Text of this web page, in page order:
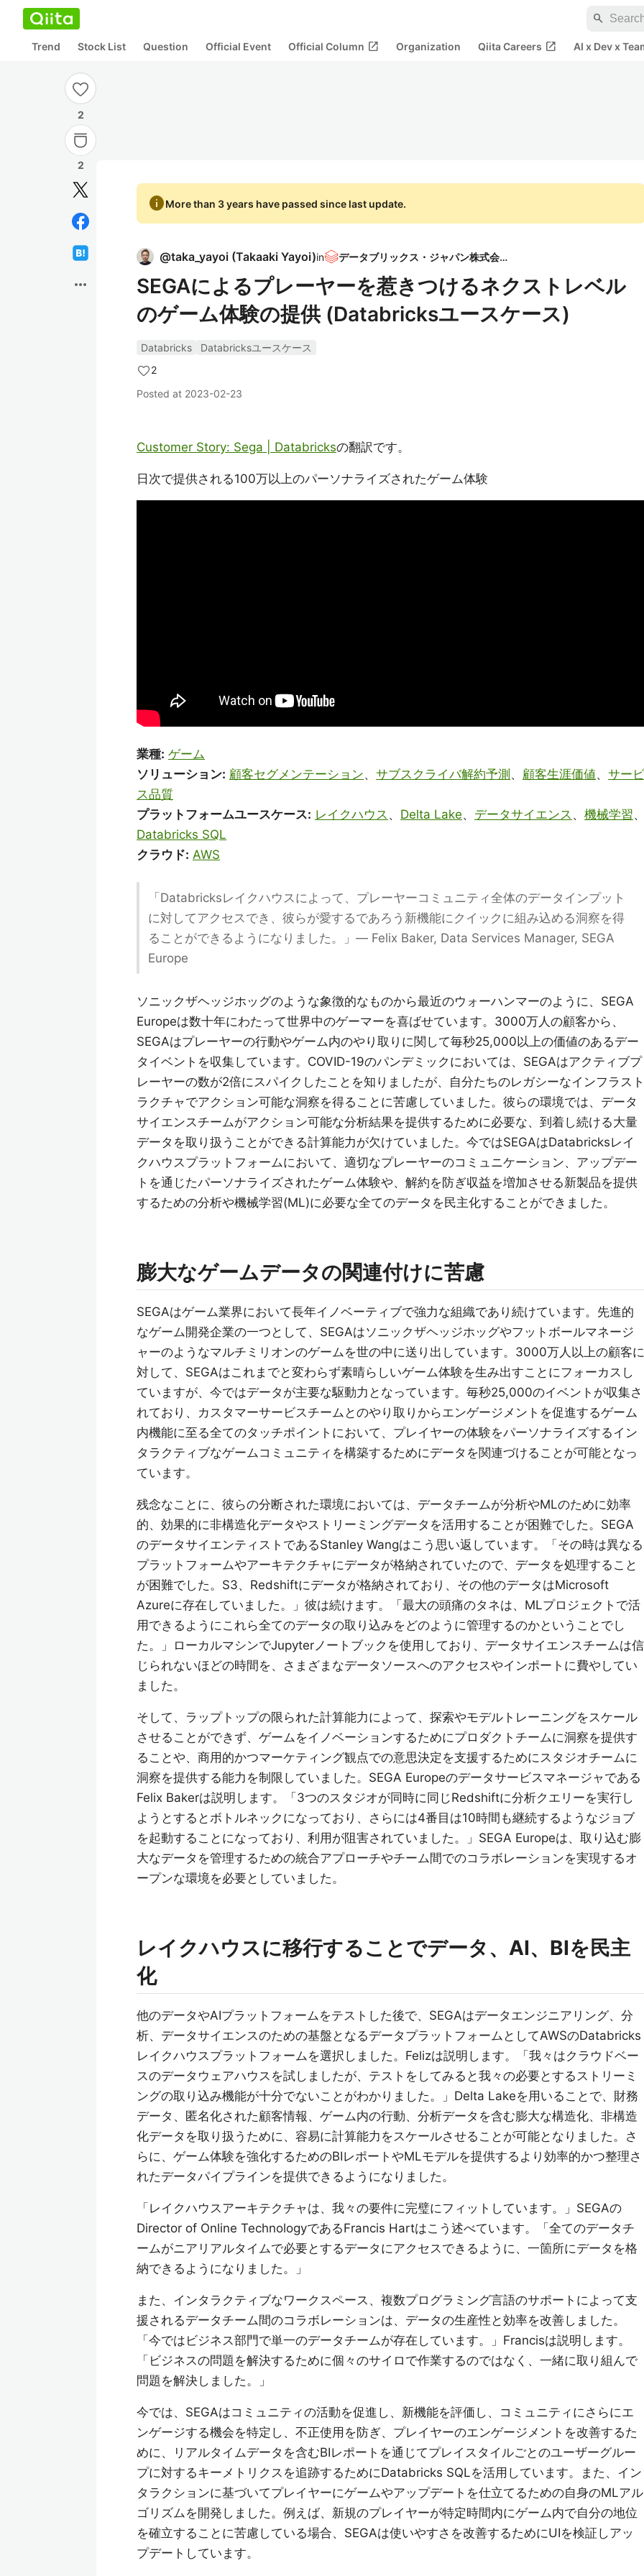
search
Trend Stock List Question Official Event Official Column open_in_new Organization Qiita Careers open_in_new AI x Dev x
2
2
more_horiz
infoMore than 3 years have passed since last update.
@taka_yayoi (Takaaki Yayoi)in データブリックス・ジャパン株式会社
SEGAによるプレーヤーを惹きつけるネクストレベル
のゲーム体験の提供 (Databricksユースケース)
Databricks
Databricksユースケース
2
Posted at 2023-02-23
Customer Story: Sega | Databricksの翻訳です。
日次で提供される100万以上のパーソナライズされたゲーム体験
業種: ゲーム
ソリューション: 顧客セグメンテーション、 サブスクライバ解約予測 、 顧客生涯価値、 サービ
ス品質
プラットフォームユースケース: レイクハウス 、 Delta Lake、 データサイエンス 、 機械学習
Databricks SQL
クラウド: AWS
「Databricksレイクハウスによって、プレーヤーコミュニティ全体のデータインプット
に対してアクセスでき、彼らが愛するであろう新機能にクイックに組み込める洞察を得
ることができるようになりました。」— Felix Baker, Data Services Manager, SEGA
Europe
ソニックザヘッジホッグのような象徴的なものから最近のウォーハンマーのように、SEGA
Europeは数十年にわたって世界中のゲーマーを喜ばせています。3000万人の顧客から、
SEGAはプレーヤーの行動やゲーム内のやり取りに関して毎秒25,000以上の価値のあるデー
タイベントを収集しています。COVID-19のパンデミックにおいては、SEGAはアクティブプ
レーヤーの数が2倍にスパイクしたことを知りましたが、自分たちのレガシーなインフラスト
ラクチャでアクション可能な洞察を得ることに苦慮していました。彼らの環境では、データ
サイエンスチームがアクション可能な分析結果を提供するために必要な、到着し続ける大量
データを取り扱うことができる計算能力が欠けていました。今ではSEGAはDatabricksレイ
クハウスプラットフォームにおいて、適切なプレーヤーのコミュニケーション、アップデー
トを通じたパーソナライズされたゲーム体験や、解約を防ぎ収益を増加させる新製品を提供
するための分析や機械学習(ML)に必要な全てのデータを民主化することができました。
膨大なゲームデータの関連付けに苦慮
SEGAはゲーム業界において長年イノベーティブで強力な組織であり続けています。先進的
なゲーム開発企業の一つとして、SEGAはソニックザヘッジホッグやフットボールマネージ
ャーのようなマルチミリオンのゲームを世の中に送り出しています。3000万人以上の顧客に
対して、SEGAはこれまでと変わらず素晴らしいゲーム体験を生み出すことにフォーカスし
ていますが、今ではデータが主要な駆動力となっています。毎秒25,000のイベントが収集さ
れており、カスタマーサービスチームとのやり取りからエンゲージメントを促進するゲーム
内機能に至る全てのタッチポイントにおいて、プレイヤーの体験をパーソナライズするイン
タラクティブなゲームコミュニティを構築するためにデータを関連づけることが可能となっ
ています。
残念なことに、彼らの分断された環境においては、データチームが分析やMLのために効率
的、効果的に非構造化データやストリーミングデータを活用することが困難でした。SEGA
のデータサイエンティストであるStanley Wangはこう思い返しています。「その時は異なる
プラットフォームやアーキテクチャにデータが格納されていたので、データを処理すること
が困難でした。S3、Redshiftにデータが格納されており、その他のデータはMicrosoft
Azureに存在していました。」彼は続けます。「最大の頭痛のタネは、MLプロジェクトで活
用できるようにこれら全てのデータの取り込みをどのように管理するのかということでし
た。」ローカルマシンでJupyterノートブックを使用しており、データサイエンスチームは信
じられないほどの時間を、さまざまなデータソースへのアクセスやインポートに費やしてい
ました。
そして、ラップトップの限られた計算能力によって、探索やモデルトレーニングをスケール
させることができず、ゲームをイノベーションするためにプロダクトチームに洞察を提供す
ることや、商用的かつマーケティング観点での意思決定を支援するためにスタジオチームに
洞察を提供する能力を制限していました。SEGA Europeのデータサービスマネージャである
Felix Bakerは説明します。「3つのスタジオが同時に同じRedshiftに分析クエリーを実行し
ようとするとボトルネックになっており、さらには4番目は10時間も継続するようなジョブ
を起動することになっており、利用が阻害されていました。」SEGA Europeは、取り込む膨
大なデータを管理するための統合アプローチやチーム間でのコラボレーションを実現するオ
ープンな環境を必要としていました。
レイクハウスに移行することでデータ、AI、BIを民主
化
他のデータやAIプラットフォームをテストした後で、SEGAはデータエンジニアリング、分
析、データサイエンスのための基盤となるデータプラットフォームとしてAWSのDatabricks
レイクハウスプラットフォームを選択しました。Felizは説明します。「我々はクラウドベー
スのデータウェアハウスを試しましたが、テストをしてみると我々の必要とするストリーミ
ングの取り込み機能が十分でないことがわかりました。」Delta Lakeを用いることで、財務
データ、匿名化された顧客情報、ゲーム内の行動、分析データを含む膨大な構造化、非構造
化データを取り扱うために、容易に計算能力をスケールさせることが可能となりました。さ
らに、ゲーム体験を強化するためのBIレポートやMLモデルを提供するより効率的かつ整理さ
れたデータパイプラインを提供できるようになりました。
「レイクハウスアーキテクチャは、我々の要件に完璧にフィットしています。」SEGAの
Director of Online TechnologyであるFrancis Hartはこう述べています。「全てのデータチ
ームがニアリアルタイムで必要とするデータにアクセスできるように、一箇所にデータを格
納できるようになりました。」
また、インタラクティブなワークスペース、複数プログラミング言語のサポートによって支
援されるデータチーム間のコラボレーションは、データの生産性と効率を改善しました。
「今ではビジネス部門で単一のデータチームが存在しています。」Francisは説明します。
「ビジネスの問題を解決するために個々のサイロで作業するのではなく、一緒に取り組んで
問題を解決しました。」
今では、SEGAはコミュニティの活動を促進し、新機能を評価し、コミュニティにさらにエ
ンゲージする機会を特定し、不正使用を防ぎ、プレイヤーのエンゲージメントを改善するた
めに、リアルタイムデータを含むBIレポートを通じてプレイスタイルごとのユーザーグルー
プに対するキーメトリクスを追跡するためにDatabricks SQLを活用しています。また、イン
タラクションに基づいてプレイヤーにゲームやアップデートを仕立てるための自身のMLアル
ゴリズムを開発しました。例えば、新規のプレイヤーが特定時間内にゲーム内で自分の地位
を確立することに苦慮している場合、SEGAは使いやすさを改善するためにUIを検証しアッ
プデートしています。